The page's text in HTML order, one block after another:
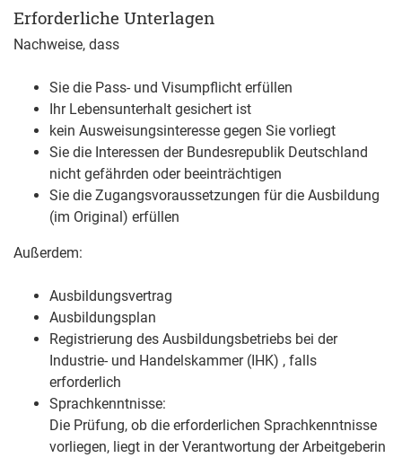
Erforderliche Unterlagen
Nachweise, dass
Sie die Pass- und Visumpflicht erfüllen
Ihr Lebensunterhalt gesichert ist
kein Ausweisungsinteresse gegen Sie vorliegt
Sie die Interessen der Bundesrepublik Deutschland
nicht gefährden oder beeinträchtigen
Sie die Zugangsvoraussetzungen für die Ausbildung
(im Original) erfüllen
Außerdem:
Ausbildungsvertrag
Ausbildungsplan
Registrierung des Ausbildungsbetriebs bei der
Industrie- und Handelskammer (IHK) , falls
erforderlich
Sprachkenntnisse:
Die Prüfung, ob die erforderlichen Sprachkenntnisse
vorliegen, liegt in der Verantwortung der Arbeitgeberin